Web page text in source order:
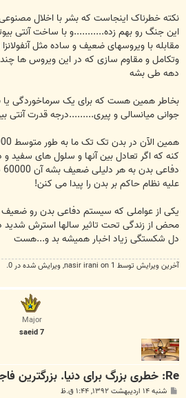
نکته خطرناک اینجاست که بشر با اخلال
این جنگ رو بهم زده...........و با ساخت آنتی
مقابله با ویروسهای ضعیف و ساده مثل
وتکامل و مقاوم سازی که در این ویروس ها
دهه طی بشه
بخاطر همین هست که برای یک سرماخوردگی
جوانی میانسالی و پیری.........درجه قدرت آنتی
کنه که اگر تعادل بین آنها و سلول های سفید
علیه نظام حاکم بر بدن را پیدا می کنن!
یکی از عواملی که سیستم دفاعی بدن رو
محض از زندگی تحت تاثیر سالها استرش شدید
دل شکستگی زیاد اخبار همیشه بد و...هست
آخرین ويرايش توسط 1 on nasir irani, ويرايش شده در 0.
Major
saeid 7
Re: خطری بزرگ برای دنیا. بزرگترین فاجعه تاریخ بشریت
شنبه ۱۴ اردیبهشت ۱۳۹۲, ۱:۴۴ ق.ظ